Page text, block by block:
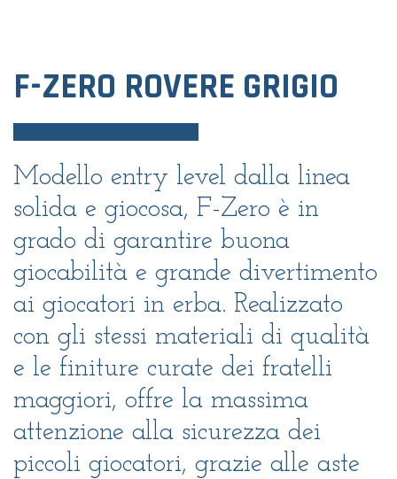
F-ZERO ROVERE GRIGIO
Modello entry level dalla linea
solida e giocosa, F-Zero è in
grado di garantire buona
giocabilità e grande divertimento
ai giocatori in erba. Realizzato
con gli stessi materiali di qualità
e le finiture curate dei fratelli
maggiori, offre la massima
attenzione alla sicurezza dei
piccoli giocatori, grazie alle aste